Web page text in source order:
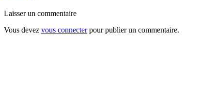
Laisser un commentaire
Vous devez vous connecterpour publier un commentaire.